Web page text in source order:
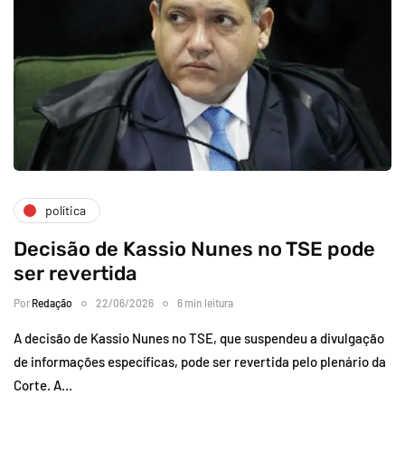
política
Decisão de Kassio Nunes no TSE pode
ser revertida
Por Redação 22/06/2026 6 min leitura
A decisão de Kassio Nunes no TSE, que suspendeu a divulgação
de informações específicas, pode ser revertida pelo plenário da
Corte. A…